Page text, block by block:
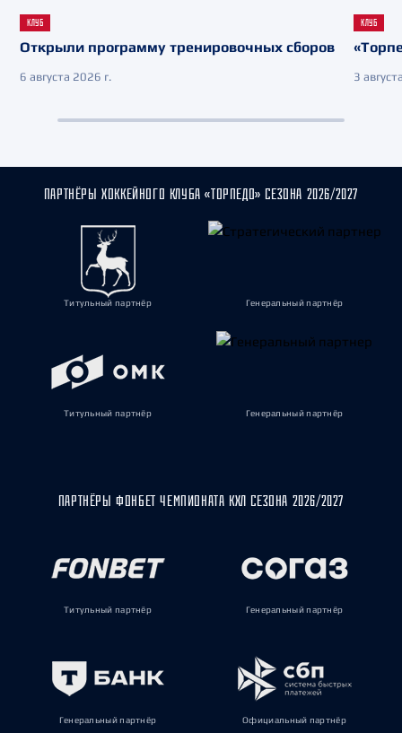
КЛУБ
Открыли программу тренировочных сборов
6 августа 2026 г.
КЛУБ
3
ПАРТНЁРЫ ХОККЕЙНОГО КЛУБА «ТОРПЕДО» СЕЗОНА 2026/2027
Титульный партнёр Генеральный партнёр
Титульный партнёр Генеральный партнёр
ПАРТНЁРЫ ФОНБЕТ ЧЕМПИОНАТА КХЛ СЕЗОНА 2026/2027
Титульный партнёр Генеральный партнёр
Генеральный партнёр Официальный партнёр